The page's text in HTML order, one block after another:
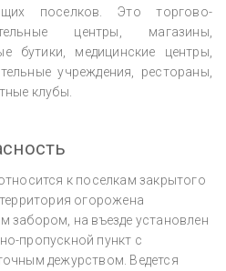
поселков. Это торгово-
центры, магазины,
бутики, медицинские центры,
учреждения, рестораны,
клубы.
к поселкам закрытого
огорожена
забором, на въезде установлен
пропускной пункт с
дежурством. Ведется